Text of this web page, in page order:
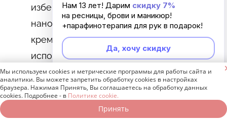
избежать окрашивания кожи, на нее
наносят масло, вазелин или плотный
крем. Для защиты нижнего века
используются специальные патчи. Перед
началом процедуры контактные линзы
необходимо снять.
Состав наносят на ресницы с помощью
Нам 13 лет! Дарим скидку 7%
на ресницы, брови и маникюр!
+парафинотерапия для рук в подарок!
Да, хочу скидку
Неинтересно
Мы используем cookies и метрические программы для работы сайта и
аналитики. Вы можете запретить обработку cookies в настройках
браузера. Нажимая Принять, Вы соглашаетесь на обработку данных
cookies. Подробнее - в Политике cookie.
Принять